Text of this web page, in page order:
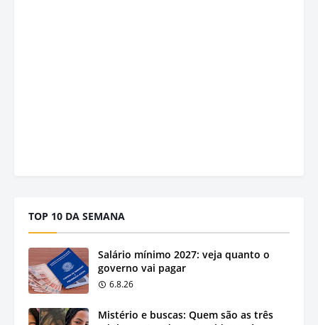
TOP 10 DA SEMANA
Salário mínimo 2027: veja quanto o
governo vai pagar
6.8.26
Mistério e buscas: Quem são as três